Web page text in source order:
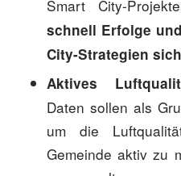
Smart City-
schnell Erfolge
City-Strategien
Aktives
Daten sollen als
um die
Gemeinde aktiv zu